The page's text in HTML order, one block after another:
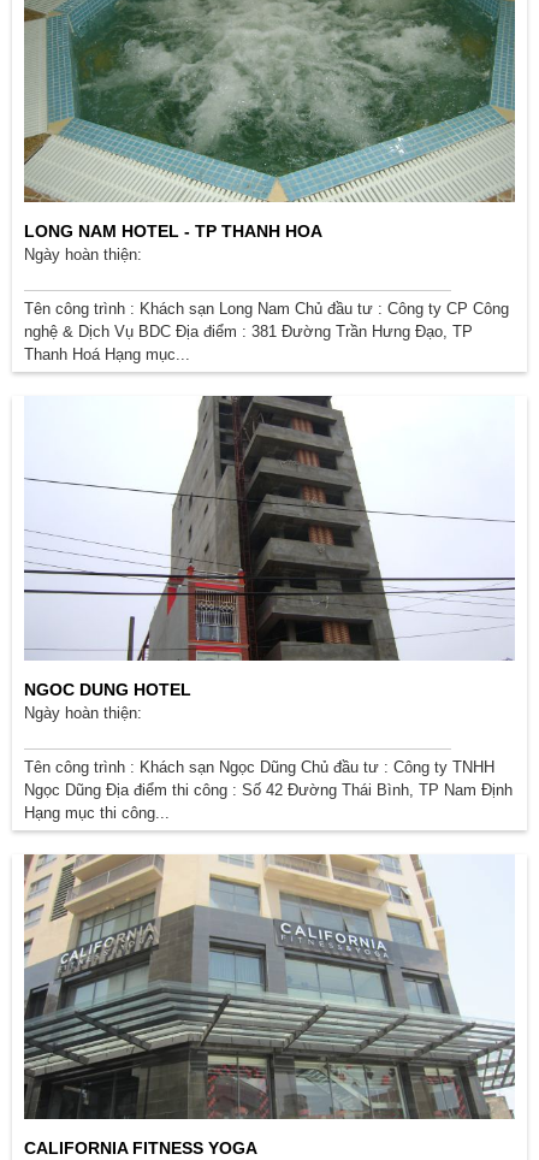
LONG NAM HOTEL - TP THANH HOA
Ngày hoàn thiện:
Tên công trình : Khách sạn Long Nam Chủ đầu tư : Công ty CP Công
nghệ & Dịch Vụ BDC Địa điểm : 381 Đường Trần Hưng Đạo, TP
Thanh Hoá Hạng mục...
NGOC DUNG HOTEL
Ngày hoàn thiện:
Tên công trình : Khách sạn Ngọc Dũng Chủ đầu tư : Công ty TNHH
Ngọc Dũng Địa điểm thi công : Số 42 Đường Thái Bình, TP Nam Định
Hạng mục thi công...
CALIFORNIA FITNESS YOGA